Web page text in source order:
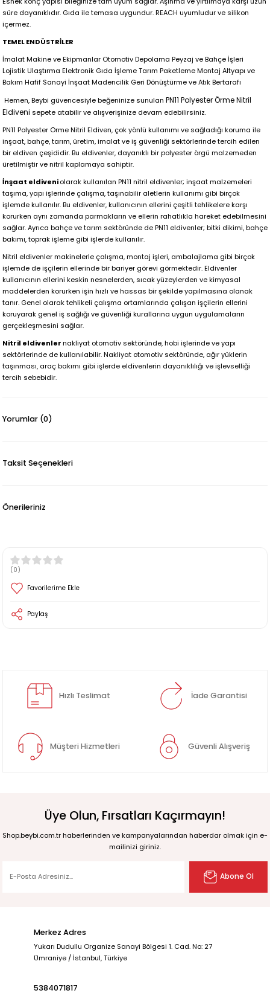
süre dayanıklıdır. Gıda ile temasa uygundur. REACH uyumludur ve silikon
içermez.
TEMEL ENDÜSTRİLER
İmalat Makine ve Ekipmanlar Otomotiv Depolama Peyzaj ve Bahçe İşleri
Lojistik Ulaştırma Elektronik Gıda İşleme Tarım Paketleme Montaj Altyapı ve
Bakım Hafif Sanayi İnşaat Madencilik Geri Dönüştürme ve Atık Bertarafı
Hemen, Beybi güvencesiyle beğeninize sunulan PN11 Polyester Örme Nitril
Eldiveni sepete atabilir ve alışverişinize devam edebilirsiniz.
PN11 Polyester Örme Nitril Eldiven, çok yönlü kullanımı ve sağladığı koruma ile
inşaat, bahçe, tarım, üretim, imalat ve iş güvenliği sektörlerinde tercih edilen
bir eldiven çeşididir. Bu eldivenler, dayanıklı bir polyester örgü malzemeden
üretilmiştir ve nitril kaplamaya sahiptir.
İnşaat eldiveniolarak kullanılan PN11 nitril eldivenler; inşaat malzemeleri
taşıma, yapı işlerinde çalışma, taşınabilir aletlerin kullanımı gibi birçok
işlemde kullanılır. Bu eldivenler, kullanıcının ellerini çeşitli tehlikelere karşı
korurken aynı zamanda parmakların ve ellerin rahatlıkla hareket edebilmesini
sağlar. Ayrıca bahçe ve tarım sektöründe de PN11 eldivenler; bitki dikimi, bahçe
bakımı, toprak işleme gibi işlerde kullanılır.
Nitril eldivenler makinelerle çalışma, montaj işleri, ambalajlama gibi birçok
işlemde de işçilerin ellerinde bir bariyer görevi görmektedir. Eldivenler
kullanıcının ellerini keskin nesnelerden, sıcak yüzeylerden ve kimyasal
maddelerden korurken işin hızlı ve hassas bir şekilde yapılmasına olanak
tanır. Genel olarak tehlikeli çalışma ortamlarında çalışan işçilerin ellerini
koruyarak genel iş sağlığı ve güvenliği kurallarına uygun uygulamaların
gerçekleşmesini sağlar.
Nitril eldivenlernakliyat otomotiv sektöründe, hobi işlerinde ve yapı
sektörlerinde de kullanılabilir. Nakliyat otomotiv sektöründe, ağır yüklerin
taşınması, araç bakımı gibi işlerde eldivenlerin dayanıklılığı ve işlevselliği
tercih sebebidir.
Yorumlar (0)
Taksit Seçenekleri
Önerileriniz
(0)
Paylaş
Hızlı Teslimat İade Garantisi
Müşteri Hizmetleri Güvenli Alışveriş
Üye Olun, Fırsatları Kaçırmayın!
Shop.beybi.com.tr haberlerinden ve kampanyalarından haberdar olmak için e-
mailinizi giriniz.
Abone Ol
Merkez Adres
Yukarı Dudullu Organize Sanayi Bölgesi 1. Cad. No: 27
Ümraniye / İstanbul, Türkiye
5384071817